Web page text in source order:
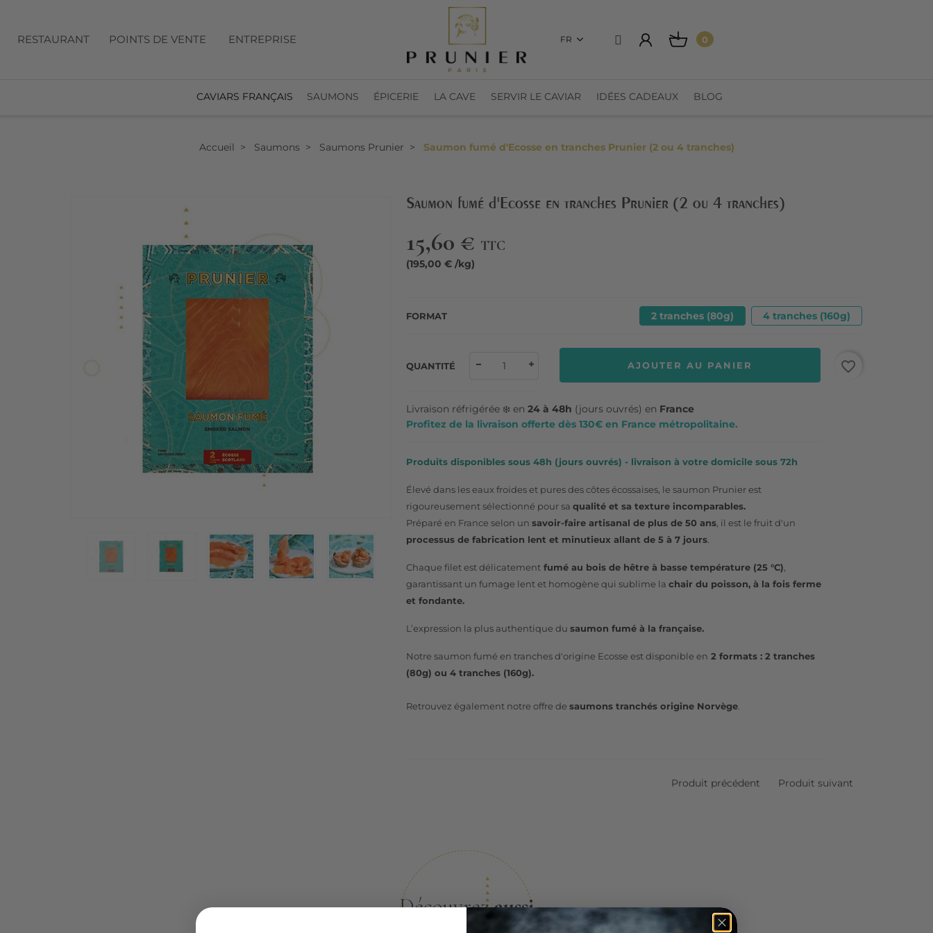
RESTAURANT POINTS DE VENTE ENTREPRISE FR 0
CAVIARS FRANÇAIS SAUMONS ÉPICERIE LA CAVE SERVIR LE CAVIAR IDÉES CADEAUX BLOG
Accueil Saumons Saumons Prunier Saumon fumé d'Ecosse en tranches Prunier (2 ou 4 tranches)
Saumon fumé d'Ecosse en tranches Prunier (2 ou 4 tranches)
15,60 € TTC
(195,00 € /kg)
FORMAT 2 tranches (80g) 4 tranches (160g)
QUANTITÉ AJOUTER AU PANIER favorite_border
Livraison réfrigérée ❄️ en24 à 48h (jours ouvrés) en France
Profitez de la livraison offerte dès 130€ en France métropolitaine.
Produits disponibles sous 48h (jours ouvrés) - livraison à votre domicile sous 72h
Élevé dans les eaux froides et pures des côtes écossaises, le saumon Prunier est
rigoureusement sélectionné pour saqualité et sa texture incomparables.
Préparé en France selon unsavoir-faire artisanal de plus de 50 ans , il est le fruit d'un
processus de fabrication lent et minutieux allant de 5 à 7 jours
Chaque filet est délicatement fumé au bois de hêtre à basse température (25 °C)
garantissant un fumage lent et homogène qui sublime lachair du poisson, à la fois ferme
et fondante.
L’expression la plus authentique dusaumon fumé à la française.
Notre saumon fumé en tranches d'origine Ecosse est disponible en 2 formats : 2 tranches
(80g) ou 4 tranches (160g).
Retrouvez également notre offre desaumons tranchés origine Norvège
Produit précédent Produit suivant
Découvrezaussi